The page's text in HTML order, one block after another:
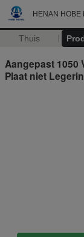
HENAN HOBE
Thuis
Aangepast 1050
Plaat niet